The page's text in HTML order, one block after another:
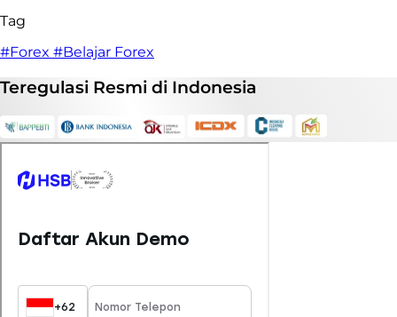
Tag
#Forex #Belajar Forex
Teregulasi Resmi di Indonesia